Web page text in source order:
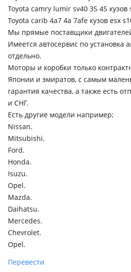
Toyota camry lumir sv40 3S 4S кузов
Toyota carib 4a7 4a 7afe кузов esx
Мы прямые поставщики
Имеется автосервис по установка
отдельно.
Моторы и коробки только
Японии и эмиратов, с самым
гарантия качества, а также есть
и СНГ.
Есть другие модели например;
Nissan.
Mitsubishi.
Ford.
Honda.
Isuzu.
Opel.
Mazda.
Daihatsu.
Mercedes.
Chevrolet.
Opel.
Перевести